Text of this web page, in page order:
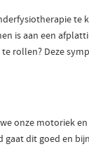
te
is aan een
rollen? Deze
onze motoriek
dit goed en